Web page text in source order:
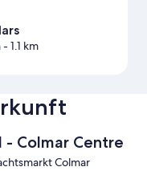
- 1.1 km
Colmar Centre
Colmar